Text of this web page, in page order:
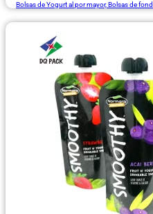
Bolsas de Yogurt al por mayor, Bolsas de